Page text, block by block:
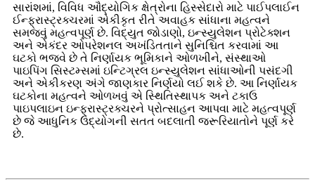
સારાંશમાં, વિવિધ ઔદ્યોગિક ક્ષેત્રોના હિસ્સેદારો માટે પાઈપલાઈન
ઈન્ફ્રાસ્ટ્રક્ચરમાં એકીકૃત રીતે અવાહક સાંધાના મહત્વને
સમજવું મહત્વપૂર્ણ છે. વિદ્યુત જોડાણો, ઇન્સ્યુલેશન પ્રોટેક્શન
અને એકંદર ઓપરેશનલ અખંડિતતાને સુનિશ્ચિત કરવામાં આ
ઘટકો ભજવે છે તે નિર્ણાયક ભૂમિકાને ઓળખીને, સંસ્થાઓ
પાઇપિંગ સિસ્ટમ્સમાં ઇન્ટિગ્રલ ઇન્સ્યુલેશન સાંધાઓની પસંદગી
અને એકીકરણ અંગે જાણકાર નિર્ણયો લઈ શકે છે. આ નિર્ણાયક
ઘટકોના મહત્વને ઓળખવું એ સ્થિતિસ્થાપક અને ટકાઉ
પાઇપલાઇન ઇન્ફ્રાસ્ટ્રક્ચરને પ્રોત્સાહન આપવા માટે મહત્વપૂર્ણ
છે જે આધુનિક ઉદ્યોગની સતત બદલાતી જરૂરિયાતોને પૂર્ણ કરે
છે.